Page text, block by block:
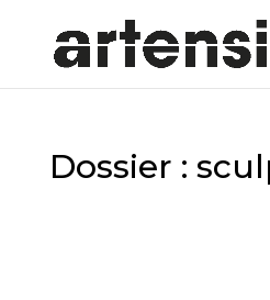
Dossier :